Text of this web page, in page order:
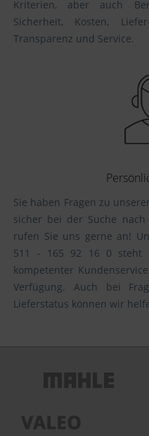
Kriterien, aber auch
Sicherheit, Kosten,
Transparenz und Service.
Sie haben Fragen zu
sicher bei der Suche
rufen Sie uns gerne an!
511 - 165 92 16 0 steht
kompetenter
Verfügung. Auch bei
Lieferstatus können wir